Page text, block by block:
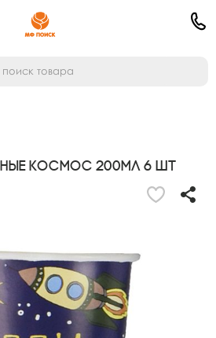
Космос 200мл 6 шт